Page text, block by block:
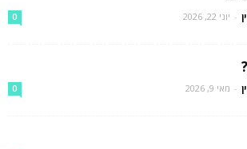
- יוני 22, 2026 0
- מאי 9, 2026 0